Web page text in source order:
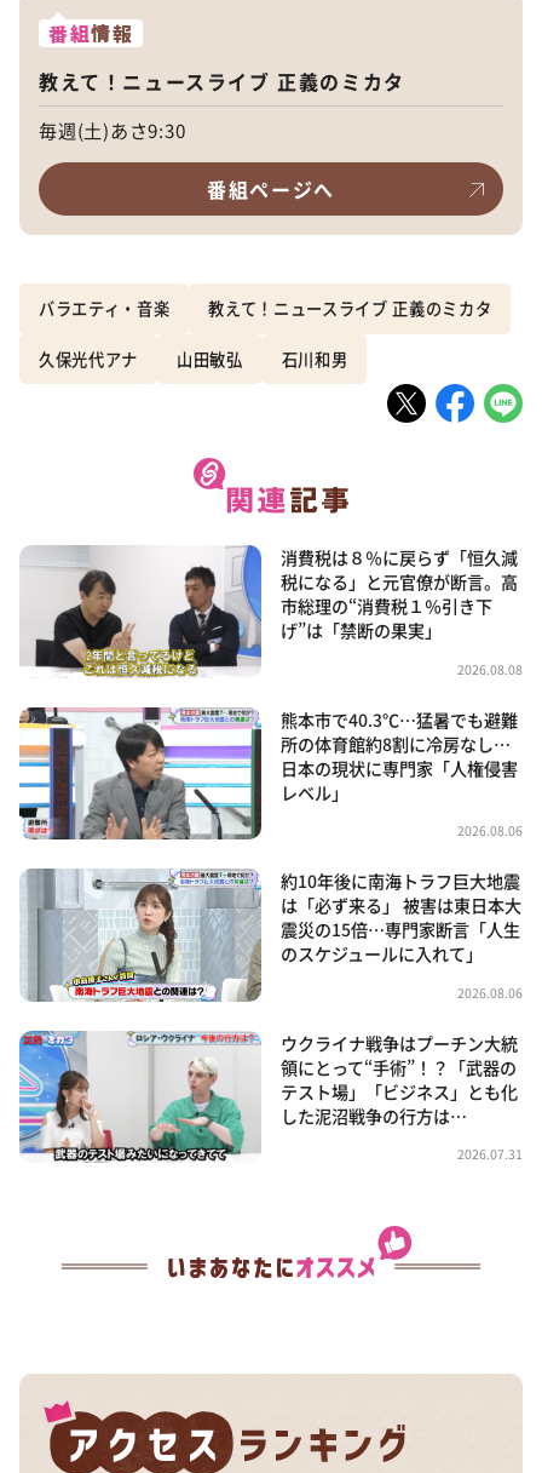
番組情報
教えて！ニュースライブ 正義のミカタ
毎週(土)あさ9:30
番組ページへ
バラエティ・音楽 教えて！ニュースライブ 正義のミカタ
久保光代アナ 山田敏弘 石川和男
消費税は８％に戻らず「恒久減
税になる」と元官僚が断言。高
市総理の“消費税１％引き下
げ”は「禁断の果実」
2026.08.08
熊本市で40.3℃…猛暑でも避難
所の体育館約8割に冷房なし…
日本の現状に専門家「人権侵害
レベル」
2026.08.06
約10年後に南海トラフ巨大地震
は「必ず来る」 被害は東日本大
震災の15倍…専門家断言「人生
のスケジュールに入れて」
2026.08.06
ウクライナ戦争はプーチン大統
領にとって“手術”！？「武器の
テスト場」「ビジネス」とも化
した泥沼戦争の行方は…
2026.07.31